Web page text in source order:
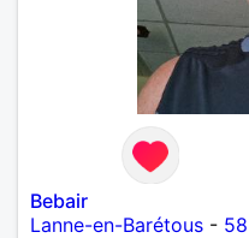
j’aime me trahit une
chance et je l’effacerai
Néanmoins, je suis un
qu’impatient. J’essaye
bien dramatique ! Du
homme facile à vivre.
d’apprendre à me
ravi….A très bientôt je
Bebair
Lanne-en-Barétous -